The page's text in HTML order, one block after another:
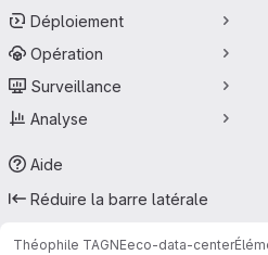
Déploiement
Opération
Surveillance
Analyse
Aide
Réduire la barre latérale
Théophile TAGNEeco-data-center